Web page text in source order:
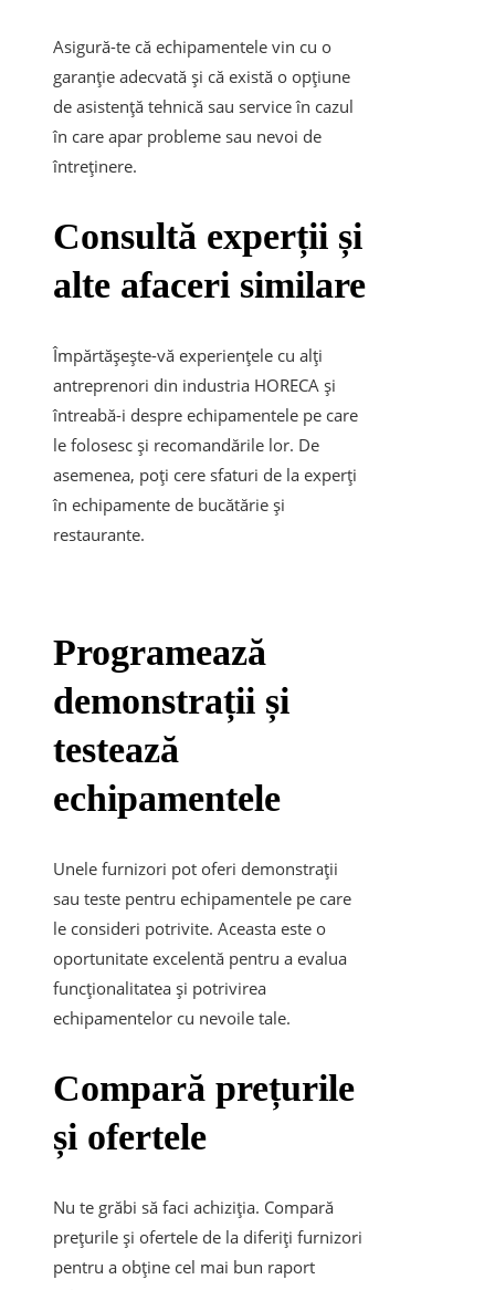
Asigură-te că echipamentele vin cu o
garanție adecvată și că există o opțiune
de asistență tehnică sau service în cazul
în care apar probleme sau nevoi de
întreținere.
Consultă experții și
alte afaceri similare
Împărtășește-vă experiențele cu alți
antreprenori din industria HORECA și
întreabă-i despre echipamentele pe care
le folosesc și recomandările lor. De
asemenea, poți cere sfaturi de la experți
în echipamente de bucătărie și
restaurante.
Programează
demonstrații și
testează
echipamentele
Unele furnizori pot oferi demonstrații
sau teste pentru echipamentele pe care
le consideri potrivite. Aceasta este o
oportunitate excelentă pentru a evalua
funcționalitatea și potrivirea
echipamentelor cu nevoile tale.
Compară prețurile
și ofertele
Nu te grăbi să faci achiziția. Compară
prețurile și ofertele de la diferiți furnizori
pentru a obține cel mai bun raport